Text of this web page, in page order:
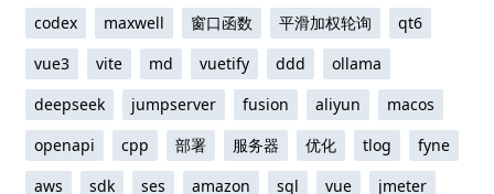
codex maxwell 窗口函数 平滑加权轮询
qt6
vue3
vite md vuetify ddd
ollama
deepseek
jumpserver fusion aliyun
macos
openapi
cpp 部署 服务器 优化 tlog
fyne
aws
sdk ses amazon sql vue
jmeter